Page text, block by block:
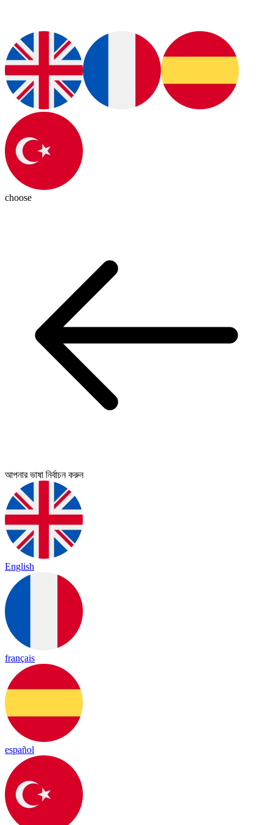
choose
আপনার ভাষা নির্বাচন করুন
English
français
español